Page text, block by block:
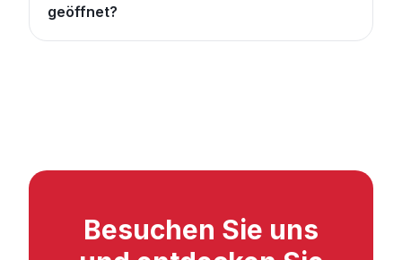
geöffnet?
Besuchen Sie uns